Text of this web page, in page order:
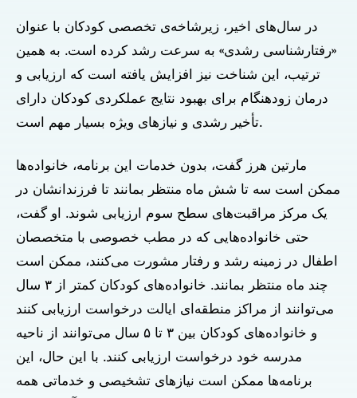
در سال‌های اخیر، زیرشاخه‌ی تخصصی کودکان با عنوان
«رفتارشناسی رشدی» به سرعت رشد کرده است. به همین
ترتیب، این شناخت نیز افزایش یافته است که ارزیابی و
درمان زودهنگام برای بهبود نتایج عملکردی کودکان دارای
تأخیر رشدی و نیازهای ویژه بسیار مهم است.
مارتین هرز گفت، بدون خدمات این برنامه، خانواده‌ها
ممکن است سه تا شش ماه منتظر بمانند تا فرزندانشان در
یک مرکز مراقبت‌های سطح سوم ارزیابی شوند. او گفت،
حتی خانواده‌هایی که در مطب خصوصی با متخصصان
اطفال در زمینه رشد و رفتار مشورت می‌کنند، ممکن است
چند ماه منتظر بمانند. خانواده‌های کودکان کمتر از ۳ سال
می‌توانند از مراکز منطقه‌ای ایالت درخواست ارزیابی کنند
و خانواده‌های کودکان بین ۳ تا ۵ سال می‌توانند از ناحیه
مدرسه خود درخواست ارزیابی کنند. با این حال، این
برنامه‌ها ممکن است نیازهای تشخیصی و خدماتی همه